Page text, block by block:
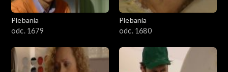
Plebania
odc. 1679
Plebania
odc. 1680